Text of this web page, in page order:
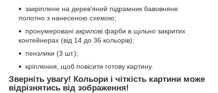
закріплене на дерев'яний підрамник бавовняне
полотно з нанесеною схемою;
пронумеровані акрилові фарби в щільно закритих
контейнерах (від 14 до 36 кольорів);
пензлики (3 шт.);
кріплення, щоб повісити готову картину.
Зверніть увагу! Кольори і чіткість картини може
відрізнятись від зображення!